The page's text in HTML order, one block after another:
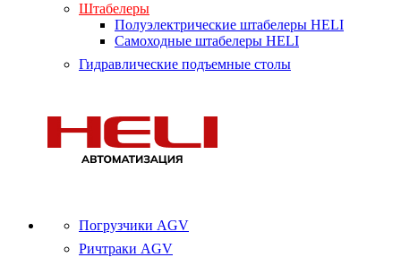
Штабелеры
Полуэлектрические штабелеры HELI
Самоходные штабелеры HELI
Гидравлические подъемные столы
Погрузчики AGV
Ричтраки AGV